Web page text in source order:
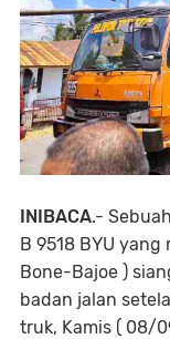
INIBACA.-
B 9518 BYU yang
Bone-Bajoe )
badan jalan
truk, Kamis ( 08/